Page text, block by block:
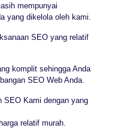
mempunyai
yang dikelola oleh kami.
SEO yang relatif
komplit sehingga Anda
SEO Web Anda.
SEO Kami dengan yang
relatif murah.